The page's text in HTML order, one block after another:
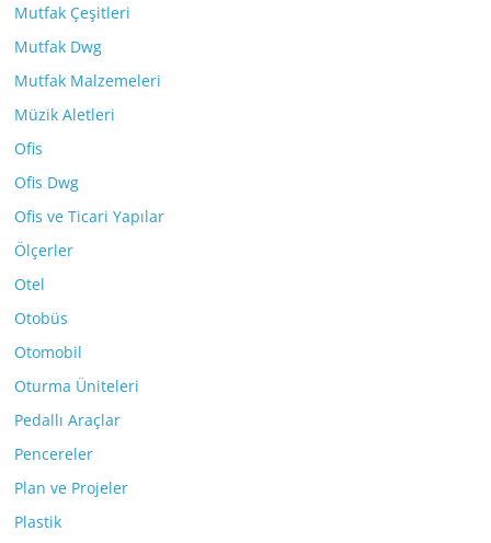
Mutfak Çeşitleri
Mutfak Dwg
Mutfak Malzemeleri
Müzik Aletleri
Ofis
Ofis Dwg
Ofis ve Ticari Yapılar
Ölçerler
Otel
Otobüs
Otomobil
Oturma Üniteleri
Pedallı Araçlar
Pencereler
Plan ve Projeler
Plastik